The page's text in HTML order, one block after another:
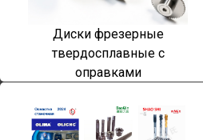
Диски фрезерные
твердосплавные с
оправками